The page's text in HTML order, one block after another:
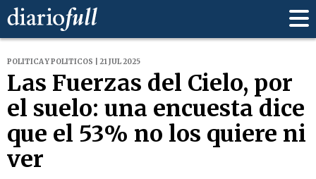
POLITICA Y POLITICOS | 21 JUL 2025
Las Fuerzas del Cielo, por
el suelo: una encuesta dice
que el 53% no los quiere ni
ver